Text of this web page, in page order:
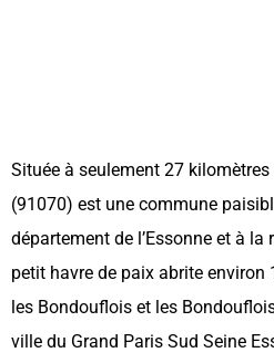
Située à seulement 27
(91070) est une commune
département de l’Essonne et à la
petit havre de paix abrite
les Bondouflois et les
ville du Grand Paris Sud Seine